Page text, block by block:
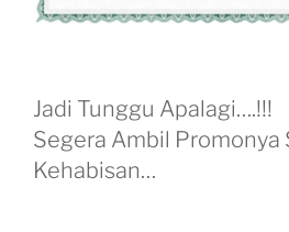
Jadi Tunggu Apalagi….!!!
Segera Ambil Promonya
Kehabisan…